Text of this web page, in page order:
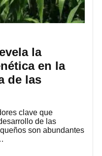
la
en la
de las
clave que
de las
son abundantes